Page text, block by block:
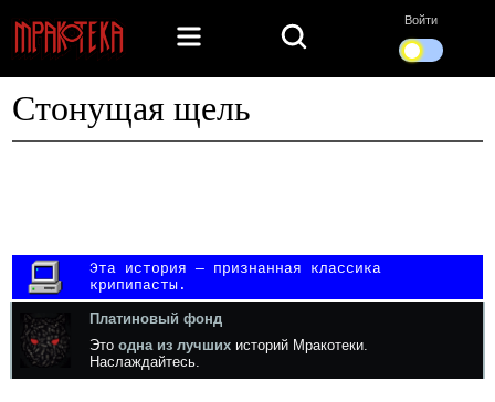
Войти
Стонущая щель
Эта история — признанная классика
крипипасты.
Платиновый фонд
Этоодна из лучших историй Мракотеки.
Наслаждайтесь.